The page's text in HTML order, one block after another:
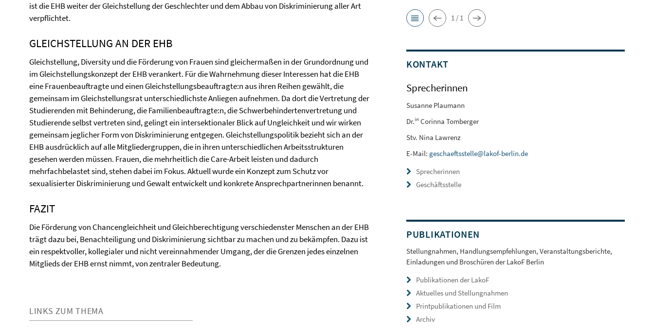
ist die EHB weiter der Gleichstellung der Geschlechter und dem Abbau von Diskriminierung aller Art
verpflichtet.
GLEICHSTELLUNG AN DER EHB
Gleichstellung, Diversity und die Förderung von Frauen sind gleichermaßen in der Grundordnung und
im Gleichstellungskonzept der EHB verankert. Für die Wahrnehmung dieser Interessen hat die EHB
eine Frauenbeauftragte und einen Gleichstellungsbeauftragte:n aus ihren Reihen gewählt, die
gemeinsam im Gleichstellungsrat unterschiedlichste Anliegen aufnehmen. Da dort die Vertretung der
Studierenden mit Behinderung, die Familienbeauftragte:n, die Schwerbehindertenvertretung und
Studierende selbst vertreten sind, gelingt ein intersektionaler Blick auf Ungleichkeit und wir wirken
gemeinsam jeglicher Form von Diskriminierung entgegen. Gleichstellungspolitik bezieht sich an der
EHB ausdrücklich auf alle Mitgliedergruppen, die in ihren unterschiedlichen Arbeitsstrukturen
gesehen werden müssen. Frauen, die mehrheitlich die Care-Arbeit leisten und dadurch
mehrfachbelastet sind, stehen dabei im Fokus. Aktuell wurde ein Konzept zum Schutz vor
sexualisierter Diskriminierung und Gewalt entwickelt und konkrete Ansprechpartnerinnen benannt.
FAZIT
Die Förderung von Chancengleichheit und Gleichberechtigung verschiedenster Menschen an der EHB
trägt dazu bei, Benachteiligung und Diskriminierung sichtbar zu machen und zu bekämpfen. Dazu ist
ein respektvoller, kollegialer und nicht vereinnahmender Umgang, der die Grenzen jedes einzelnen
Mitglieds der EHB ernst nimmt, von zentraler Bedeutung.
LINKS ZUM THEMA
1 / 1
KONTAKT
Sprecherinnen
Susanne Plaumann
Dr.in Corinna Tomberger
Stv. Nina Lawrenz
E-Mail: geschaeftsstelle@lakof-berlin.de
Sprecherinnen
Geschäftsstelle
PUBLIKATIONEN
Stellungnahmen, Handlungsempfehlungen, Veranstaltungsberichte,
Einladungen und Broschüren der LakoF Berlin
Publikationen der LakoF
Aktuelles und Stellungnahmen
Printpublikationen und Film
Archiv